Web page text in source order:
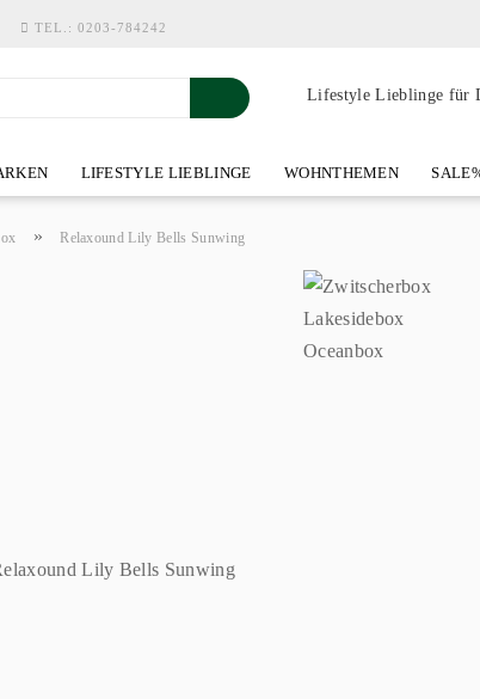
TEL.: 0203-784242
Lifestyle Lieblinge für
LIFESTYLE LIEBLINGE WOHNTHEMEN
» Relaxound Lily Bells Sunwing